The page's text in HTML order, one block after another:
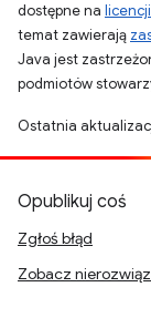
dostępne na
temat zawierają
Java jest
podmiotów
Ostatnia
Opublikuj coś
Zgłoś błąd
Zobacz